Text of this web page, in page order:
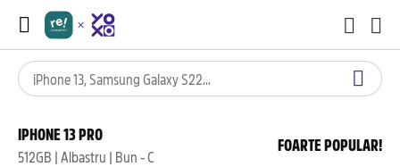
IPHONE 13 PRO
512GB | Albastru | Bun - C
FOARTE POPULAR!